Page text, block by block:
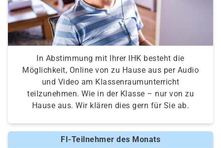
In Abstimmung mit Ihrer IHK besteht die
Möglichkeit, Online von zu Hause aus per Audio
und Video am Klassenraumunterricht
teilzunehmen. Wie in der Klasse – nur von zu
Hause aus. Wir klären dies gern für Sie ab.
FI-Teilnehmer des Monats